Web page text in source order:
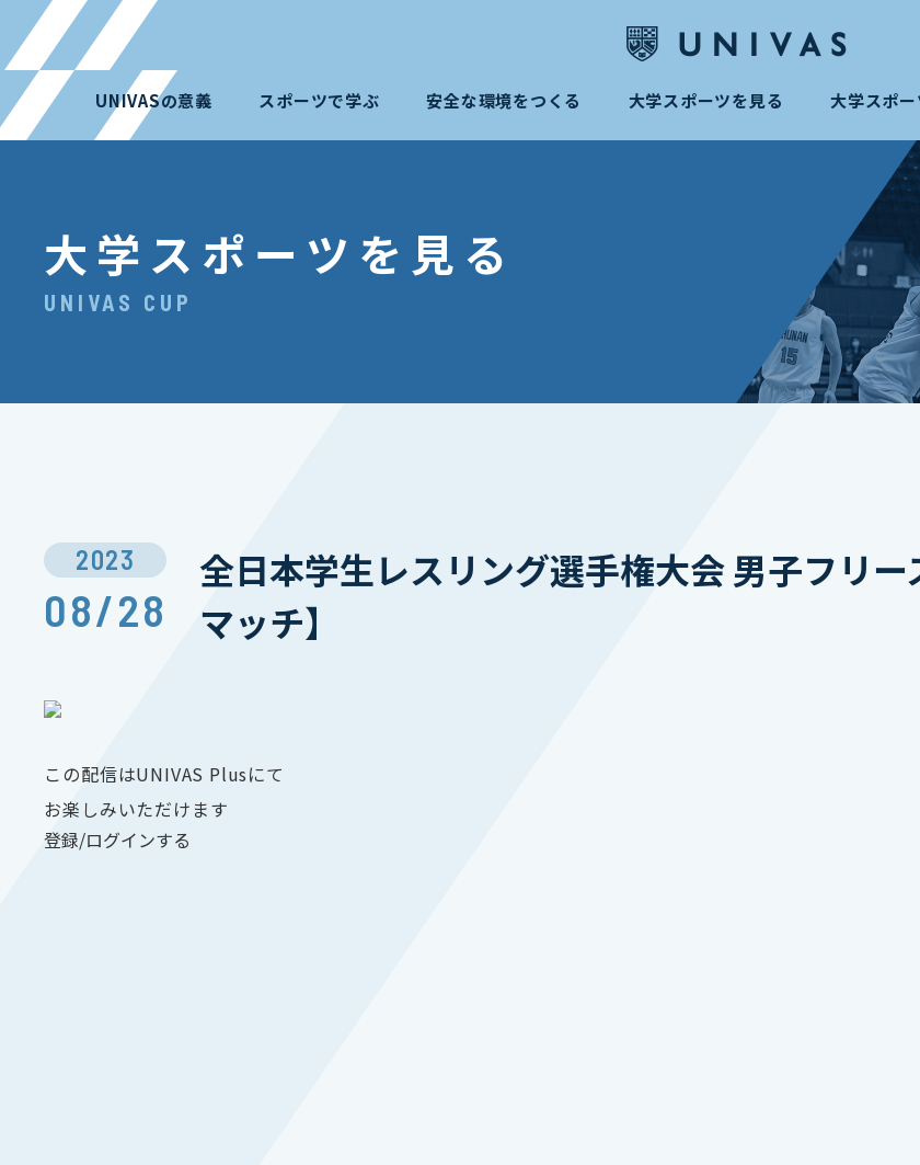
UNIVASの意義 スポーツで学ぶ 安全な環境をつくる 大学スポーツを見る 大学スポ
大学スポーツを見る
UNIVAS CUP
2023
08/28
全日本学生レスリング選手権大会 男子フリ
マッチ】
この配信はUNIVAS Plusにて
お楽しみいただけます
登録/ログインする